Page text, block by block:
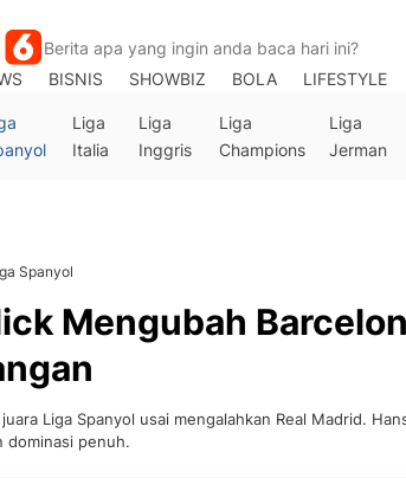
BISNIS SHOWBIZ BOLA LIFESTYLE
Liga
Italia
Liga
Inggris
Liga
Champions
Liga
Jerman
Spanyol
Mengubah
Liga Spanyol usai mengalahkan Real Madrid.
dominasi penuh.